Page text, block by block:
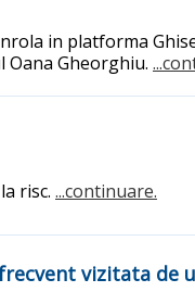
in platforma
Oana Gheorghiu.
risc. ...continuare.
vizitata de